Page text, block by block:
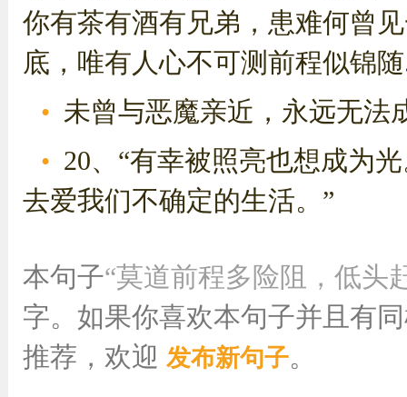
你有茶有酒有兄弟，患难何曾
底，唯有人心不可测前程似锦
未曾与恶魔亲近，永远无法
20、“有幸被照亮也想成为
去爱我们不确定的生活。”
本句子“莫道前程多险阻，低头
字。如果你喜欢本句子并且有
推荐，欢迎 发布新句子。